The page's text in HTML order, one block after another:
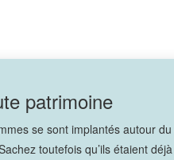
patrimoine
se sont implantés autour
toutefois qu’ils étaient